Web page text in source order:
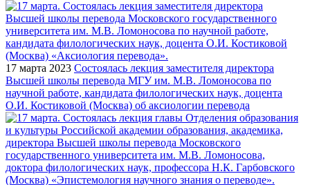
17 марта 2023 Состоялась лекция заместителя директора
Высшей школы перевода МГУ им. М.В. Ломоносова по
научной работе, кандидата филологических наук, доцента
О.И. Костиковой (Москва) об аксиологии перевода